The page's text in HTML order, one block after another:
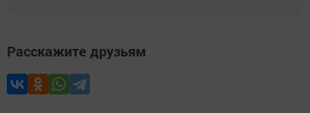
Расскажите друзьям